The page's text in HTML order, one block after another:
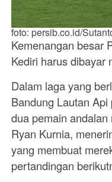
foto: persib.co.id/
Kemenangan besar
Kediri harus dibayar
Dalam laga yang
Bandung Lautan
dua pemain
Ryan Kurnia,
yang membuat
pertandingan